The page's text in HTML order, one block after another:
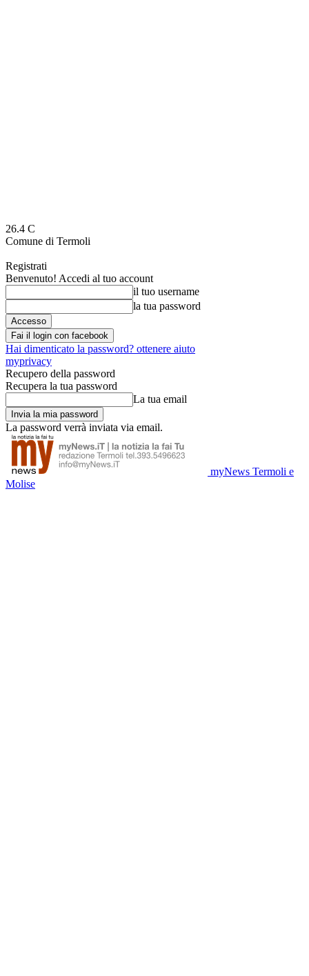
26.4 C
Comune di Termoli
Registrati
Benvenuto! Accedi al tuo account
il tuo username
la tua password
Fai il login con facebook
Hai dimenticato la password? ottenere aiuto
myprivacy
Recupero della password
Recupera la tua password
La tua email
La password verrà inviata via email.
myNews Termoli e
Molise